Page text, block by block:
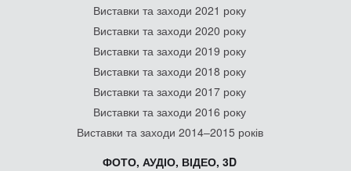
Виставки та заходи 2021 року
Виставки та заходи 2020 року
Виставки та заходи 2019 року
Виставки та заходи 2018 року
Виставки та заходи 2017 року
Виставки та заходи 2016 року
Виставки та заходи 2014–2015 років
ФОТО, АУДІО, ВІДЕО, 3D